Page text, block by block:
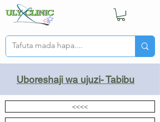
Uboreshaji wa ujuzi- Tabibu
<<<<